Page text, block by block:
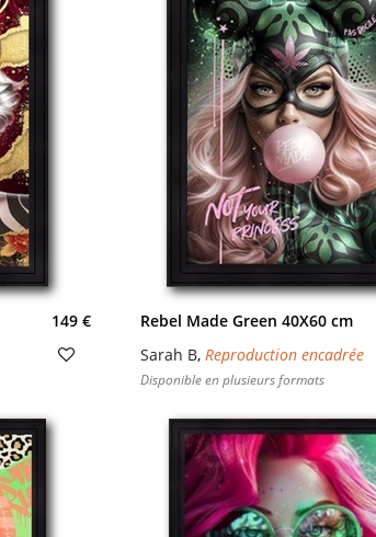
149 €
Rebel Made Green 40X60 cm
Sarah B, Reproduction encadrée
Disponible en plusieurs formats